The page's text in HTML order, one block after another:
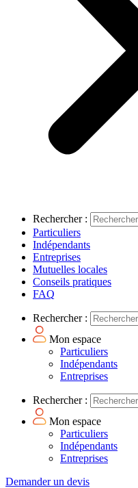
Rechercher :
Particuliers
Indépendants
Entreprises
Mutuelles locales
Conseils pratiques
FAQ
Rechercher :
Mon espace
Particuliers
Indépendants
Entreprises
Rechercher :
Mon espace
Particuliers
Indépendants
Entreprises
Demander un devis